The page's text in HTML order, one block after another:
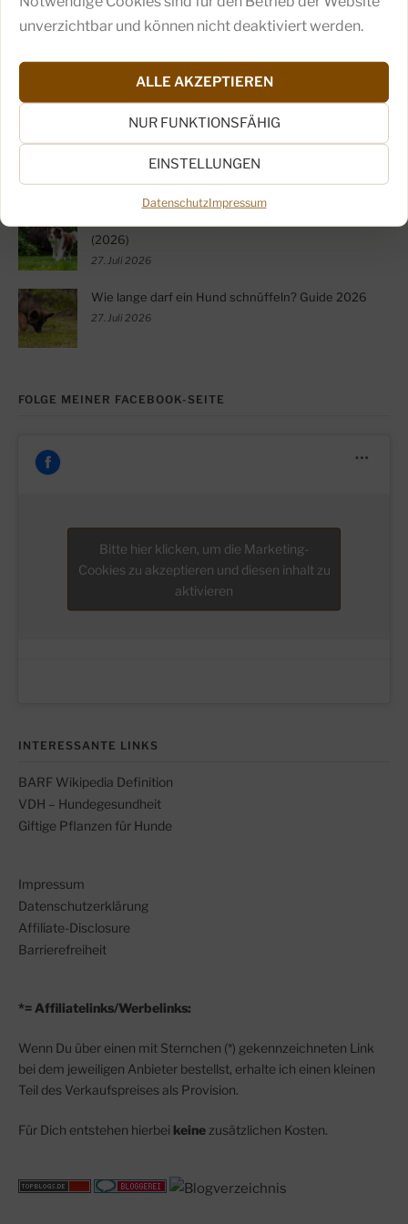
unverzichtbar und können nicht deaktiviert werden.
ALLE AKZEPTIEREN
NUR FUNKTIONSFÄHIG
EINSTELLUNGEN
DatenschutzImpressum
3. August 2026
BARF oder Trockenfutter: Was ist besser? (2026)
3. August 2026
Schnüffelteppich selber machen: Anleitung 2026
(2026)
27. Juli 2026
Wie lange darf ein Hund schnüffeln? Guide 2026
27. Juli 2026
FOLGE MEINER FACEBOOK-SEITE
Bitte hier klicken, um die Marketing-
Cookies zu akzeptieren und diesen inhalt zu
aktivieren
INTERESSANTE LINKS
BARF Wikipedia Definition
VDH – Hundegesundheit
Giftige Pflanzen für Hunde
Impressum
Datenschutzerklärung
Affiliate-Disclosure
Barrierefreiheit
*= Affiliatelinks/Werbelinks:
Wenn Du über einen mit Sternchen (*) gekennzeichneten Link
bei dem jeweiligen Anbieter bestellst, erhalte ich einen kleinen
Teil des Verkaufspreises als Provision.
Für Dich entstehen hierbei keine zusätzlichen Kosten.